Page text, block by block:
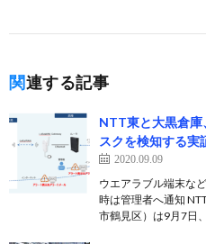
関連する記事
NTT東と大黒倉庫
スクを検知する実
2020.09.09
ウエアラブル端末な
時は管理者へ通知
市鶴見区）は9月7日